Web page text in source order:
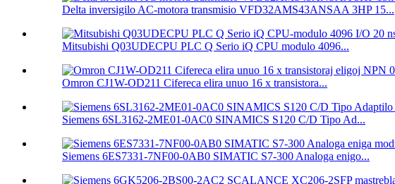
Delta inversigilo AC-motora transmisio VFD32AMS43ANSAA 3HP 15...
Mitsubishi Q03UDECPU PLC Q Serio iQ CPU modulo 4096...
Omron CJ1W-OD211 Cifereca elira unuo 16 x transistora...
Siemens 6SL3162-2ME01-0AC0 SINAMICS S120 C/D Tipo Ad...
Siemens 6ES7331-7NF00-0AB0 SIMATIC S7-300 Analoga enigo...